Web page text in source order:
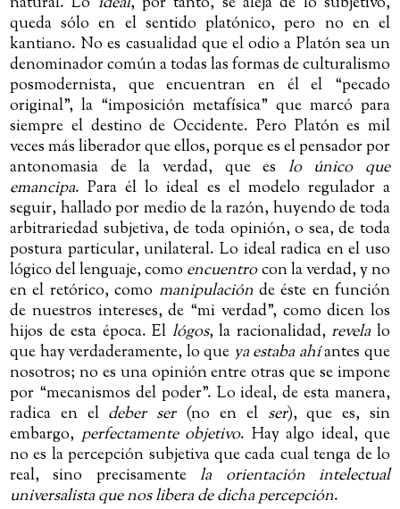
queda sólo en el sentido platónico, pero no en el
kantiano. No es casualidad que el odio a Platón sea un
denominador común a todas las formas de culturalismo
posmodernista, que encuentran en él el “pecado
original”, la “imposición metafísica” que marcó para
siempre el destino de Occidente. Pero Platón es mil
veces más liberador que ellos, porque es el pensador por
antonomasia de la verdad, que es lo único que
emancipa. Para él lo ideal es el modelo regulador a
seguir, hallado por medio de la razón, huyendo de toda
arbitrariedad subjetiva, de toda opinión, o sea, de toda
postura particular, unilateral. Lo ideal radica en el uso
lógico del lenguaje, como encuentrocon la verdad, y no
en el retórico, como manipulaciónde éste en función
de nuestros intereses, de “mi verdad”, como dicen los
hijos de esta época. El lógos, la racionalidad, revelalo
que hay verdaderamente, lo que ya estaba ahíantes que
nosotros; no es una opinión entre otras que se impone
por “mecanismos del poder”. Lo ideal, de esta manera,
radica en el deber ser(no en el ser), que es, sin
embargo, perfectamente objetivo. Hay algo ideal, que
no es la percepción subjetiva que cada cual tenga de lo
real, sino precisamentela orientación intelectual
universalista que nos libera de dicha percepción.